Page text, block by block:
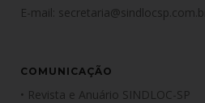
E-mail:
COMUNICAÇÃO
• Revista e Anuário SINDLOC-SP